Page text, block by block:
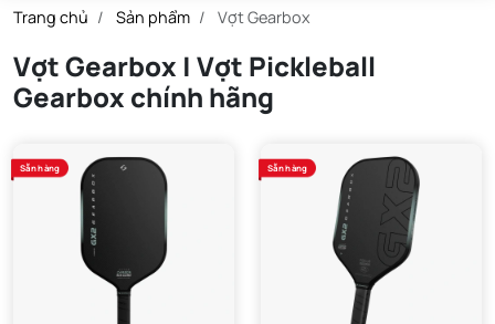
Trang chủ Sản phẩm Vợt Gearbox
Vợt Gearbox | Vợt Pickleball
Gearbox chính hãng
Sẵn hàng Sẵn hàng